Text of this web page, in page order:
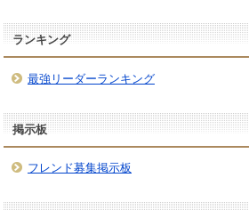
ランキング
最強リーダーランキング
掲示板
フレンド募集掲示板